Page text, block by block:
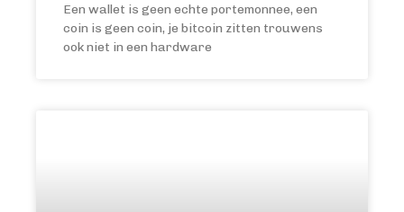
Een wallet is geen echte portemonnee, een
coin is geen coin, je bitcoin zitten trouwens
ook niet in een hardware